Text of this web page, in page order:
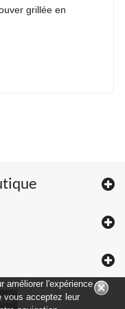
améliorer l'expérience
vous acceptez leur
grillée en